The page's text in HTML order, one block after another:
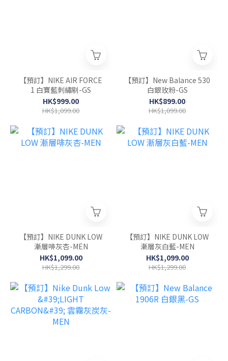
【預訂】NIKE AIR FORCE
1 白寶藍刺繡剔-GS
HK$999.00
HK$1,099.00
【預訂】New Balance 530
白銀玫粉-GS
HK$899.00
HK$1,099.00
【預訂】NIKE DUNK LOW
漸層啡灰杏-MEN
HK$1,099.00
HK$1,299.00
【預訂】NIKE DUNK LOW
漸層灰白藍-MEN
HK$1,099.00
HK$1,299.00